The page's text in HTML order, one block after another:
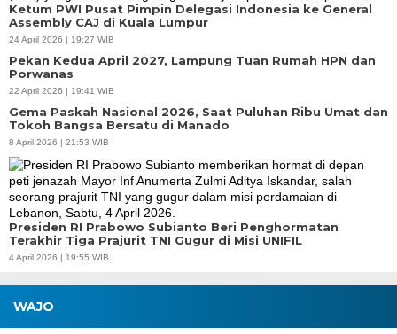
Ketum PWI Pusat Pimpin Delegasi Indonesia ke General
Assembly CAJ di Kuala Lumpur
24 April 2026 | 19:27 WIB
Pekan Kedua April 2027, Lampung Tuan Rumah HPN dan
Porwanas
22 April 2026 | 19:41 WIB
Gema Paskah Nasional 2026, Saat Puluhan Ribu Umat dan
Tokoh Bangsa Bersatu di Manado
8 April 2026 | 21:53 WIB
Presiden RI Prabowo Subianto Beri Penghormatan
Terakhir Tiga Prajurit TNI Gugur di Misi UNIFIL
4 April 2026 | 19:55 WIB
WAJO